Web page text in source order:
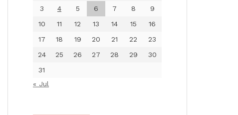
3
4 5 6 7 8
9
10
11 12 13 14 15
16
17
18 19 20 21 22
23
24
25 26 27 28 29
30
31
« Jul